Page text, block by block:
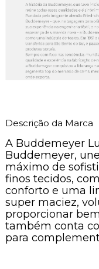
Descrição da Marca
A Buddemeyer
Buddemeyer,
máximo de
finos tecidos,
conforto e uma
super maciez,
proporcionar
também conta
para